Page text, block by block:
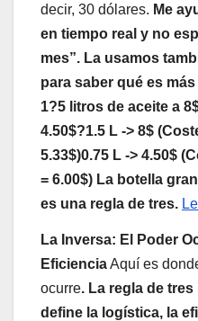
decir, 30 dólares. Me
en tiempo real y no
mes”. La usamos
para saber qué es
1?5 litros de aceite a
4.50$?1.5 L -> 8$
5.33$)0.75 L -> 4.50$
= 6.00$) La botella
es una regla de tres.
La Inversa: El Poder
EficienciaAquí es
ocurre. La regla de
define la logística, la